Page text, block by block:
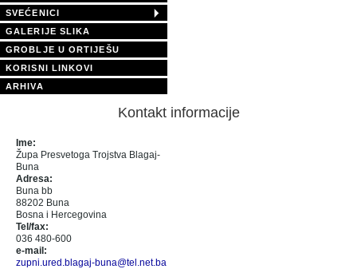
SVEĆENICI
GALERIJE SLIKA
GROBLJE U ORTIJEŠU
KORISNI LINKOVI
ARHIVA
Kontakt informacije
Ime:
Župa Presvetoga Trojstva Blagaj-
Buna
Adresa:
Buna bb
88202 Buna
Bosna i Hercegovina
Tel/fax:
036 480-600
e-mail:
zupni.ured.blagaj-buna@tel.net.ba